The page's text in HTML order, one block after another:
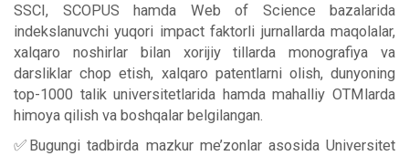
SSCI, SCOPUS hamda Web of Science bazalarida
indekslanuvchi yuqori impact faktorli jurnallarda maqolalar,
xalqaro noshirlar bilan xorijiy tillarda monografiya va
darsliklar chop etish, xalqaro patentlarni olish, dunyoning
top-1000 talik universitetlarida hamda mahalliy OTMlarda
himoya qilish va boshqalar belgilangan.
✅Bugungi tadbirda mazkur me’zonlar asosida Universitet